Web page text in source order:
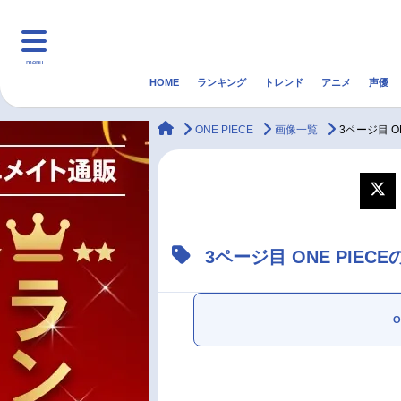
menu
マンガ・ラノベ 音楽
アニメ記事一覧
声優記事一覧
HOME ランキング トレンド アニメ 声優
animateTimes
ONE PIECE 画像一覧 3ページ目
3ページ目 ONE PIECE